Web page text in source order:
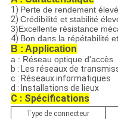
1) Perte de rendement
2) Crédibilité et stabilité
3)Excellente résistance
4) Bon dans la répétabilité
B : Application
a : Réseau optique d'accès
b : Les réseaux de
c : Réseaux informatiques
d : Installations de lieux
C : Spécifications
Type de connecteur